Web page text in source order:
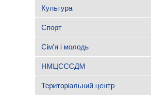
Культура
Спорт
Сім'я і молодь
НМЦСССДМ
Територіальний центр